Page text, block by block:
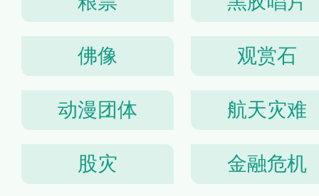
佛像 观赏石
动漫团体 航天灾难
股灾 金融危机